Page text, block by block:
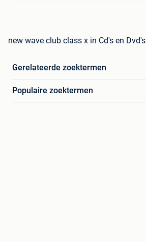
new wave club class x in Cd's en Dvd's
Gerelateerde zoektermen
Populaire zoektermen